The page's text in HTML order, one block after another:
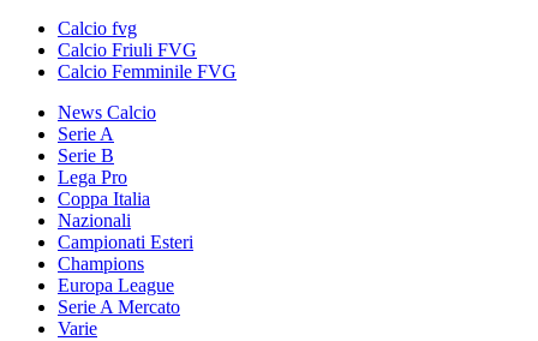
Calcio fvg
Calcio Friuli FVG
Calcio Femminile FVG
News Calcio
Serie A
Serie B
Lega Pro
Coppa Italia
Nazionali
Campionati Esteri
Champions
Europa League
Serie A Mercato
Varie